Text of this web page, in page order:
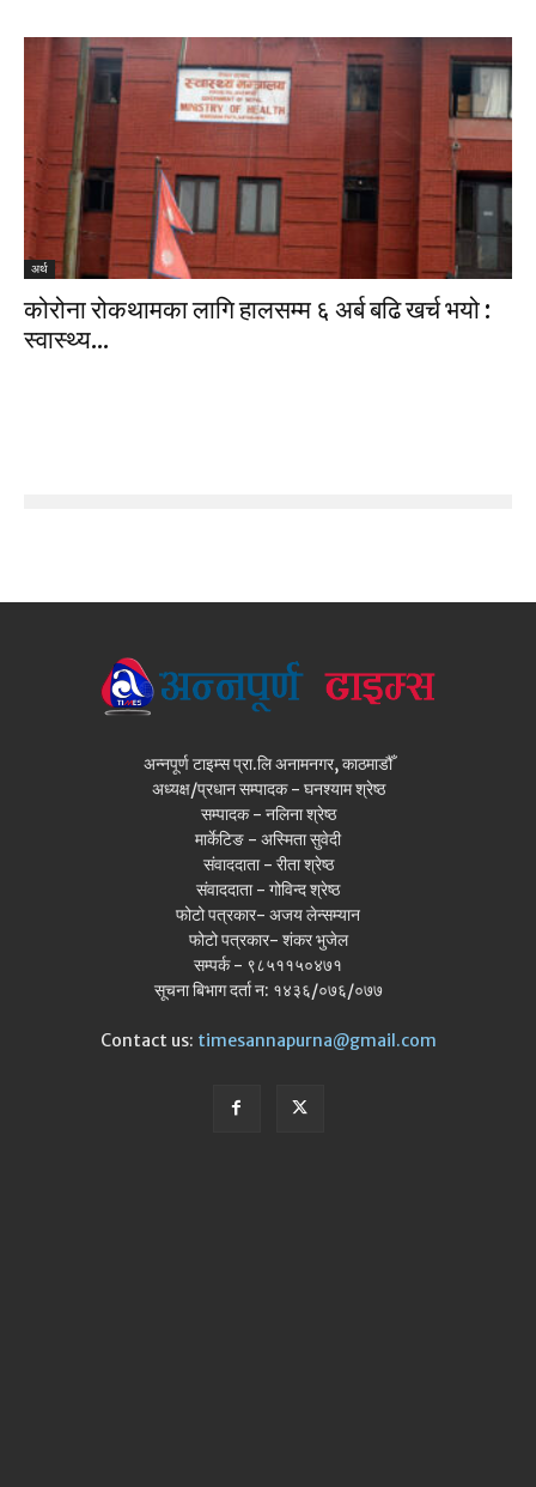
अर्थ
कोरोना रोकथामका लागि हालसम्म ६ अर्ब बढि खर्च भयो :
स्वास्थ्य...
अन्नपूर्ण टाइम्स प्रा.लि अनामनगर, काठमाडौँ
अध्यक्ष/प्रधान सम्पादक - घनश्याम श्रेष्ठ
सम्पादक - नलिना श्रेष्ठ
मार्केटिङ - अस्मिता सुवेदी
संवाददाता - रीता श्रेष्ठ
संवाददाता - गोविन्द श्रेष्ठ
फोटो पत्रकार- अजय लेन्सम्यान
फोटो पत्रकार- शंकर भुजेल
सम्पर्क - ९८५११५०४७१
सूचना बिभाग दर्ता न: १४३६/०७६/०७७
Contact us: timesannapurna@gmail.com